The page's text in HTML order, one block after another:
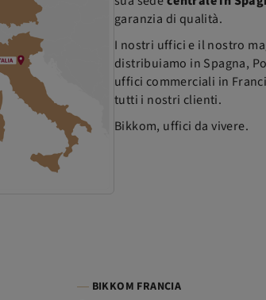
garanzia di qualità.
I nostri uffici e il nostro
distribuiamo in Spagna,
uffici commerciali in
tutti i nostri clienti.
Bikkom, uffici da vivere.
BIKKOM FRANCIA